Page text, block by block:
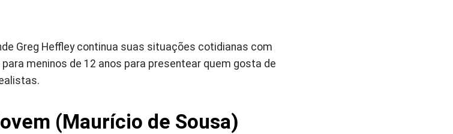
Greg Heffley continua suas situações cotidianas com
meninos de 12 anos para presentear quem gosta de
(Maurício de Sousa)